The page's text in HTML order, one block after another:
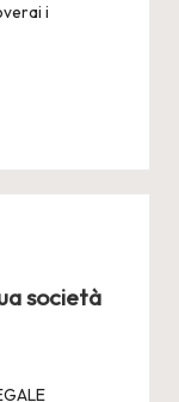
i
società